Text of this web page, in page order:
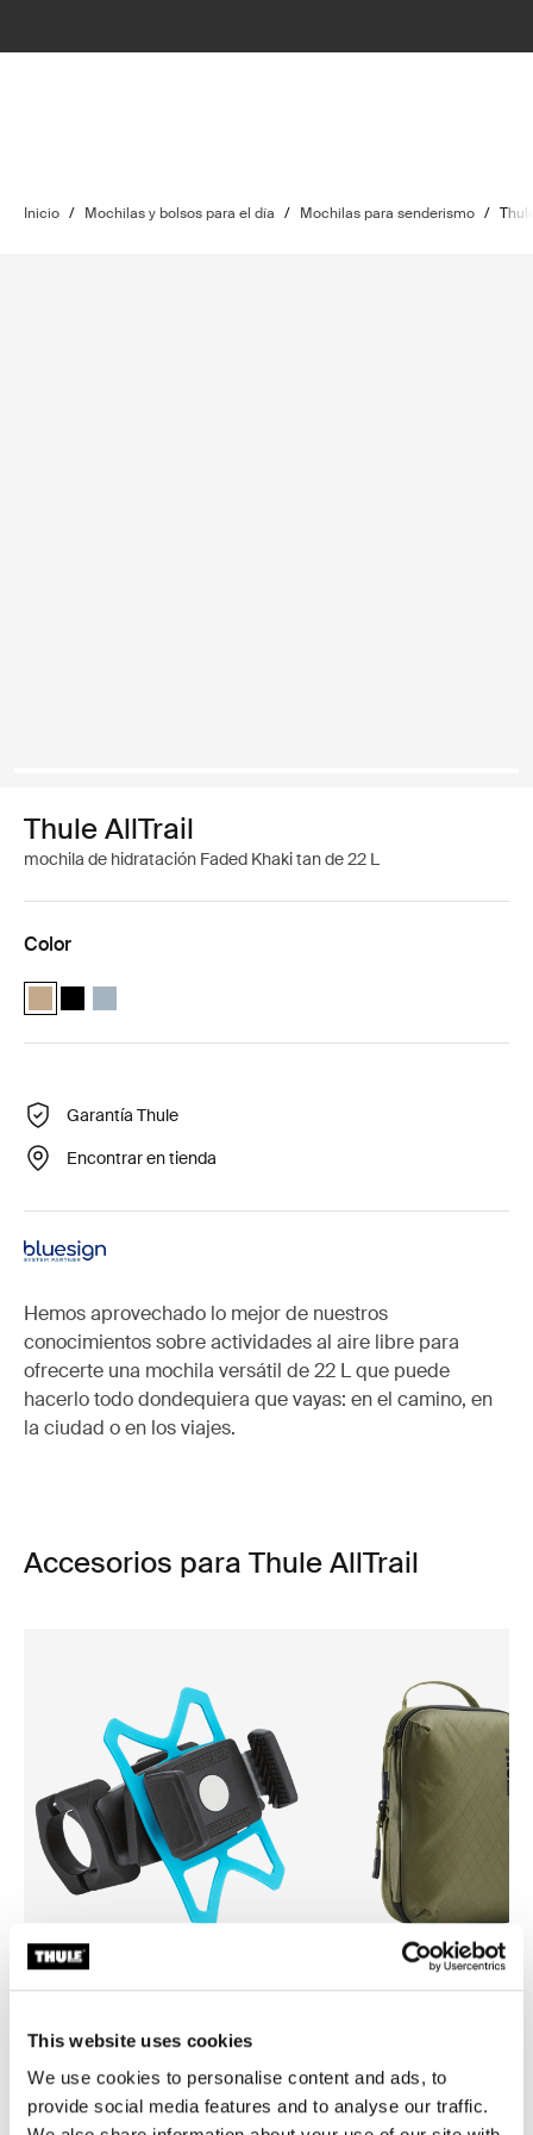
This website uses cookies
We use cookies to personalise content and ads, to
provide social media features and to analyse our traffic.
Inicio / Mochilas y bolsos para el día / Mochilas para senderismo /
Thule AllTrail
mochila de hidratación Faded Khaki tan de 22 L
Color
Thule AllTrail Daypack 22L Caqui claro (selected)
Thule AllTrail Daypack 22L Negro
Thule AllTrail Daypack 22L Azul de estanque
Garantía Thule
Encontrar en tienda
Hemos aprovechado lo mejor de nuestros
conocimientos sobre actividades al aire libre para
ofrecerte una mochila versátil de 22 L que puede
hacerlo todo dondequiera que vayas: en el camino, en
la ciudad o en los viajes.
Accesorios para Thule AllTrail
fijación de smartphone para bicicleta
negro
pequeño verde suave